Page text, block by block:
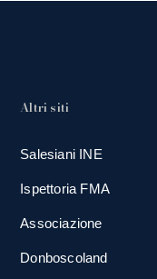
Altri siti
Salesiani INE
Ispettoria FMA
Associazione
Donboscoland